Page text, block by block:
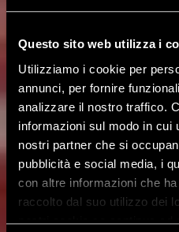
Questo sito web utilizza i
Utilizziamo i cookie per
annunci, per fornire
analizzare il nostro traffico.
informazioni sul modo in cui
nostri partner che si
pubblicità e social media, i
con altre informazioni che
raccolto dal suo utilizzo dei
nostri cookie se continua ad